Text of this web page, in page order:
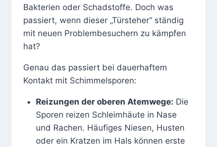
Bakterien oder Schadstoffe. Doch was
passiert, wenn dieser „Türsteher“ ständig
mit neuen Problembesuchern zu kämpfen
hat?
Genau das passiert bei dauerhaftem
Kontakt mit Schimmelsporen:
Reizungen der oberen Atemwege: Die
Sporen reizen Schleimhäute in Nase
und Rachen. Häufiges Niesen, Husten
oder ein Kratzen im Hals können erste